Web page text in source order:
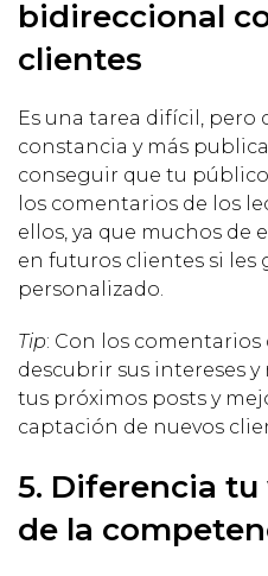
bidireccional
clientes
Es una tarea difícil, pero
constancia y más
conseguir que tu
los comentarios de los
ellos, ya que muchos de
en futuros clientes si les
personalizado.
Tip: Con los
descubrir sus intereses y
tus próximos posts y
captación de nuevos
5. Diferencia
de la